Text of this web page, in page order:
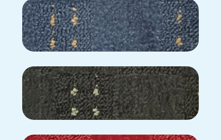
C2-224
C2-225